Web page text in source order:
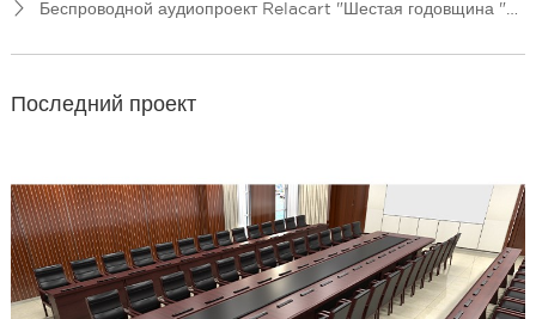
Беспроводной аудиопроект Relacart "Шестая годовщина "Континента Дуло";: Расцвет китайской анимации и национальный тренд
Последний проект